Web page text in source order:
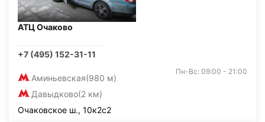
АТЦ Очаково
+7 (495) 152-31-11
Аминьевская(980 м)
Давыдково(2 км)
Пн-Вс: 09:00 - 21:00
Очаковское ш., 10к2с2